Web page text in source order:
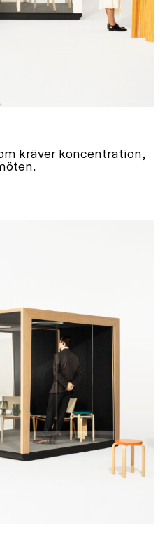
kräver koncentration,